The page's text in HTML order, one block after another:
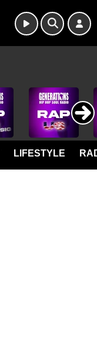
LIFESTYLE